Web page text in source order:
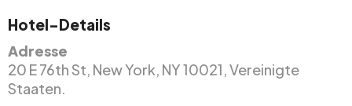
Hotel-Details
Adresse
20 E 76th St, New York, NY 10021, Vereinigte
Staaten.